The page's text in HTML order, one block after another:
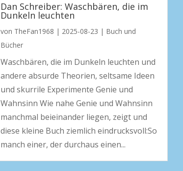
Dan Schreiber: Waschbären, die im
Dunkeln leuchten
von TheFan1968 | 2025-08-23 | Buch und
Bücher
Waschbären, die im Dunkeln leuchten und
andere absurde Theorien, seltsame Ideen
und skurrile Experimente Genie und
Wahnsinn Wie nahe Genie und Wahnsinn
manchmal beieinander liegen, zeigt und
diese kleine Buch ziemlich eindrucksvoll:So
manch einer, der durchaus einen...